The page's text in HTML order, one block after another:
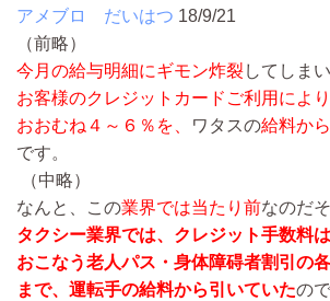
アメブロ だいはつ 18/9/21
（前略）
今月の給与明細にギモン炸裂してしま
お客様のクレジットカードご利用によ
おおむね４～６％を、
ワタスの給料か
です。
（中略）
なんと、この業界では当たり前なのだ
タクシー業界では、クレジット手数料
おこなう老人パス・身体障碍者割引の
まで、運転手の給料から引いていたので